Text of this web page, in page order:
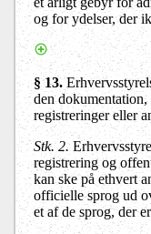
og for ydelser, der
§ 13.
den
registreringer eller
Stk. 2.
registrering og
kan ske på ethvert
officielle sprog ud
et af de sprog, der